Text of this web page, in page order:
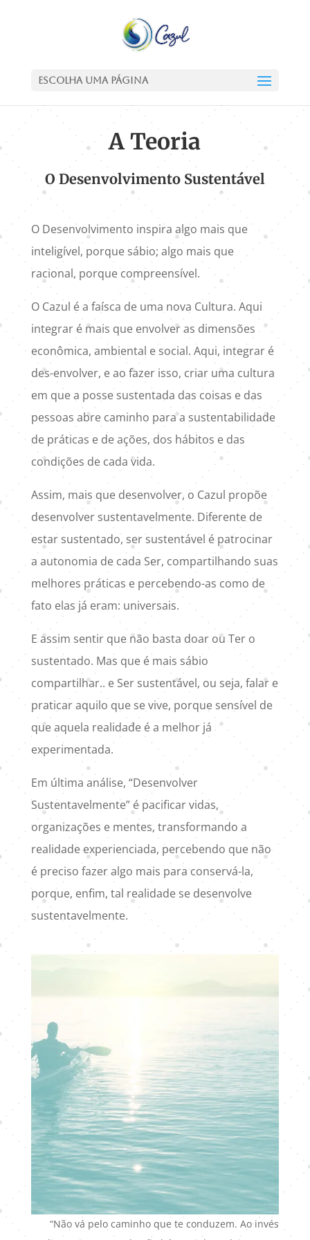
Escolha uma Página
A Teoria
O Desenvolvimento Sustentável
O Desenvolvimento inspira algo mais que
inteligível, porque sábio; algo mais que
racional, porque compreensível.
O Cazul é a faísca de uma nova Cultura. Aqui
integrar é mais que envolver as dimensões
econômica, ambiental e social. Aqui, integrar é
des-envolver, e ao fazer isso, criar uma cultura
em que a posse sustentada das coisas e das
pessoas abre caminho para a sustentabilidade
de práticas e de ações, dos hábitos e das
condições de cada vida.
Assim, mais que desenvolver, o Cazul propõe
desenvolver sustentavelmente. Diferente de
estar sustentado, ser sustentável é patrocinar
a autonomia de cada Ser, compartilhando suas
melhores práticas e percebendo-as como de
fato elas já eram: universais.
E assim sentir que não basta doar ou Ter o
sustentado. Mas que é mais sábio
compartilhar.. e Ser sustentável, ou seja, falar e
praticar aquilo que se vive, porque sensível de
que aquela realidade é a melhor já
experimentada.
Em última análise, “Desenvolver
Sustentavelmente” é pacificar vidas,
organizações e mentes, transformando a
realidade experienciada, percebendo que não
é preciso fazer algo mais para conservá-la,
porque, enfim, tal realidade se desenvolve
sustentavelmente.
“Não vá pelo caminho que te conduzem. Ao invés